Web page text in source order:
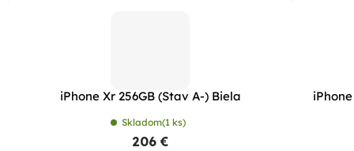
iPhone Xr 256GB (Stav A-) Biela
Skladom(1 ks)
206 €